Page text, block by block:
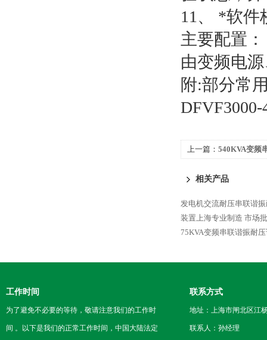
11、 *软件
主要配置：
由变频电
附:部分常
上一篇： 540KVA变频
相关产品
发电机交流耐压串联谐
装置上海专业制造 市场
75KVA变频串联谐振耐
工作时间
为了避免不必要的等待，敬请注意我们的工作时
间 。以下是我们的正常工作时间，中国大陆法定
联系方式
地址：上海市闸北区江
联系人：孙经理